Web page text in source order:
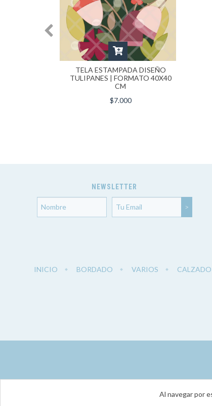
Al navegar por
TELA ESTAMPADA DISEÑO
TULIPANES | FORMATO 40X40
CM
$7.000
NEWSLETTER
INICIO BORDADO VARIOS CALZADO